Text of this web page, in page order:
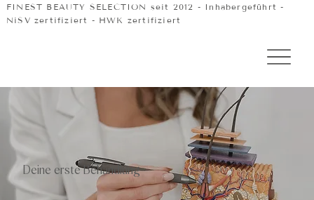
FINEST BEAUTY SELECTION seit 2012 - Inhabergeführt -
NiSV zertifiziert - HWK zertifiziert
Deine erste Behandlung